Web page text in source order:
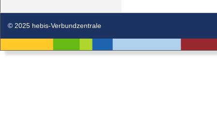
© 2025 hebis-Verbundzentrale